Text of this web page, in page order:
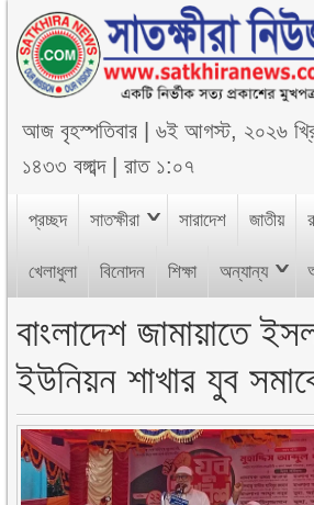
আজবৃহস্পতিবার |৬ই আগস্ট, ২০২৬
১৪৩৩ বঙ্গাব্দ|রাত ১:০৭
প্রচ্ছদ সাতক্ষীরা সারাদেশ জাতীয়
খেলাধুলা বিনোদন শিক্ষা অন্যান্য
বাংলাদেশ জামায়াতে
ইউনিয়ন শাখার যুব